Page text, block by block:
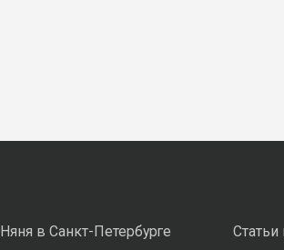
Няня в Санкт-Петербурге Статьи